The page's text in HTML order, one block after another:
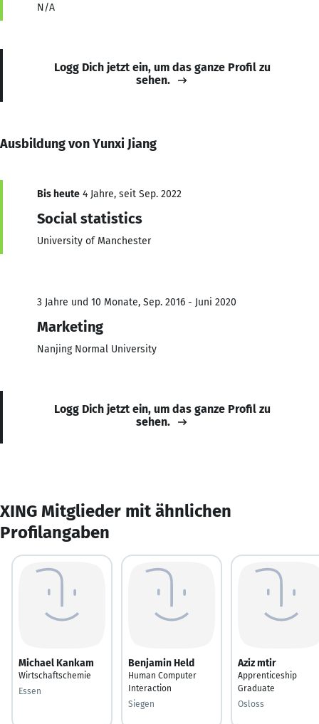
N/A
Logg Dich jetzt ein, um das ganze Profil zu
sehen.
Ausbildung von Yunxi Jiang
Bis heute 4 Jahre, seit Sep. 2022
Social statistics
University of Manchester
3 Jahre und 10 Monate, Sep. 2016 - Juni 2020
Marketing
Nanjing Normal University
Logg Dich jetzt ein, um das ganze Profil zu
sehen.
XING Mitglieder mit ähnlichen
Profilangaben
Michael Kankam
Wirtschaftschemie
Essen
Benjamin Held
Human Computer
Interaction
Siegen
Aziz mtir
Apprenticeship
Graduate
Osloss